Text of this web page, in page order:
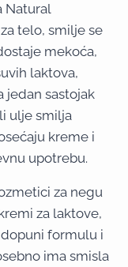
Natural
telo, smilje se
mekoća,
laktova,
jedan sastojak
ulje smilja
kreme i
upotrebu.
za negu
za laktove,
formulu i
ima smisla